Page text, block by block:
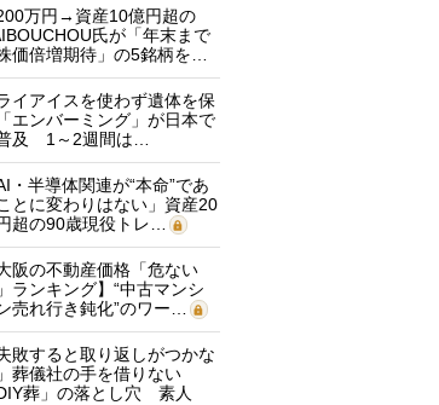
200万円→資産10億円超の
氏が「年末まで
価倍増期待」の5銘柄を…
イアイスを使わず遺体を保
エンバーミング」が日本で
及 1～2週間は…
AI・半導体関連が“本命”であ
とに変わりはない」資産20
超の90歳現役トレ…
大阪の不動産価格「危ない
ランキング】“中古マンシ
売れ行き鈍化”のワー…
失敗すると取り返しがつかな
葬儀社の手を借りない
DIY葬」の落とし穴 素人